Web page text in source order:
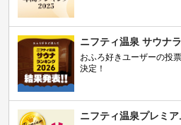
ニフティ温泉 サウナ
おふろ好きユーザーの投
決定！
ニフティ温泉プレミ